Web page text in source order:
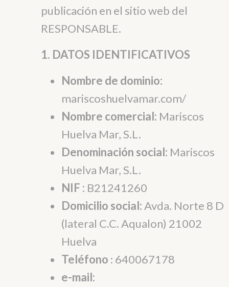
publicación en el sitio web del
RESPONSABLE.
1. DATOS IDENTIFICATIVOS
Nombre de dominio:
mariscoshuelvamar.com/
Nombre comercial: Mariscos
Huelva Mar, S.L.
Denominación social: Mariscos
Huelva Mar, S.L.
NIF : B21241260
Domicilio social:Avda. Norte 8 D
(lateral C.C. Aqualon) 21002
Huelva
Teléfono : 640067178
e-mail: